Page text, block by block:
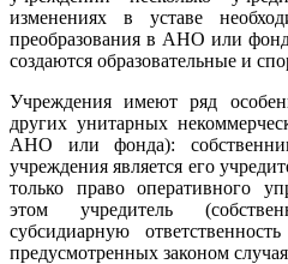
изменениях в уставе
преобразования в АНО или
создаются образовательные и
Учреждения имеют ряд
других унитарных
АНО или фонда):
учреждения является его
только право оперативного
этом учредитель
субсидиарную
предусмотренных законом